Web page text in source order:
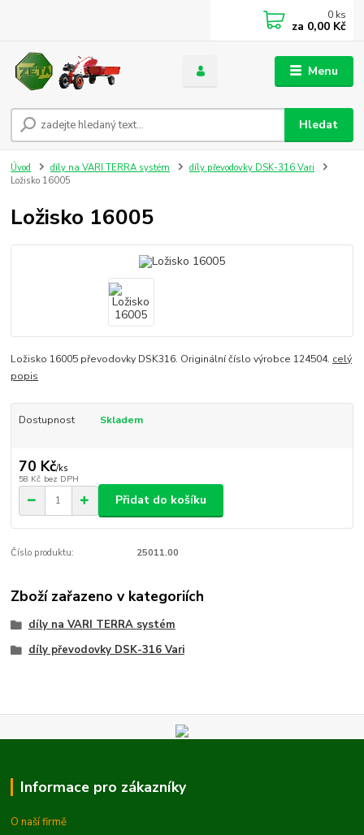
Menu
Hledat
0 ks
za 0,00 Kč
Úvod díly na VARI TERRA systém
díly převodovky DSK-316 Vari
Ložisko 16005
Ložisko 16005
Ložisko 16005 převodovky DSK316. Originální číslo výrobce 124504. celý
popis
Dostupnost Skladem
70 Kč/ks
58 Kč bez DPH
Přidat do košíku
Číslo produktu: 25011.00
Zboží zařazeno v kategoriích
díly na VARI TERRA systém
díly převodovky DSK-316 Vari
Informace pro zákazníky
O naší firmě